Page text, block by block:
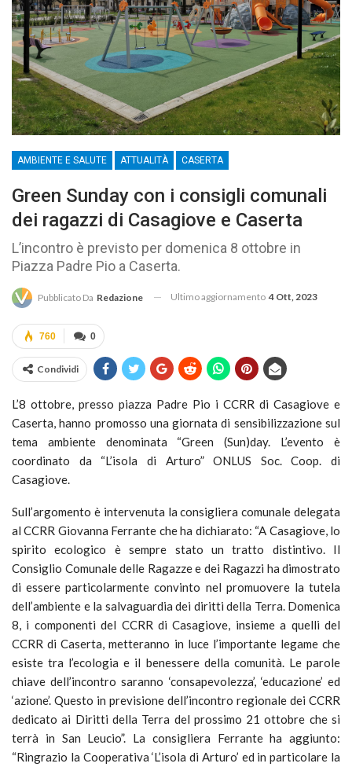
AMBIENTE E SALUTE ATTUALITÀ CASERTA
Green Sunday con i consigli comunali
dei ragazzi di Casagiove e Caserta
L’incontro è previsto per domenica 8 ottobre in
Piazza Padre Pio a Caserta.
Pubblicato Da Redazione Ultimo aggiornamento 4 Ott, 2023
0
760
Condividi
L’8 ottobre, presso piazza Padre Pio i CCRR di Casagiove e
Caserta, hanno promosso una giornata di sensibilizzazione sul
tema ambiente denominata “Green (Sun)day. L’evento è
coordinato da “L’isola di Arturo” ONLUS Soc. Coop. di
Casagiove.
Sull’argomento è intervenuta la consigliera comunale delegata
al CCRR Giovanna Ferrante che ha dichiarato: “A Casagiove, lo
spirito ecologico è sempre stato un tratto distintivo. Il
Consiglio Comunale delle Ragazze e dei Ragazzi ha dimostrato
di essere particolarmente convinto nel promuovere la tutela
dell’ambiente e la salvaguardia dei diritti della Terra. Domenica
8, i componenti del CCRR di Casagiove, insieme a quelli del
CCRR di Caserta, metteranno in luce l’importante legame che
esiste tra l’ecologia e il benessere della comunità. Le parole
chiave dell’incontro saranno ‘consapevolezza’, ‘educazione’ ed
‘azione’. Questo in previsione dell’incontro regionale dei CCRR
dedicato ai Diritti della Terra del prossimo 21 ottobre che si
terrà in San Leucio”. La consigliera Ferrante ha aggiunto:
“Ringrazio la Cooperativa ‘L’isola di Arturo’ ed in particolare la